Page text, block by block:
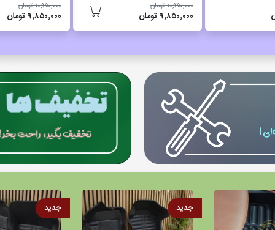
۱۰٬۹۵۰٬۰۰۰ تومان
۹٬۸۵۰٬۰۰۰ تومان
۱۰٬۹۵۰٬۰۰۰ تومان
۹٬۸۵۰٬۰۰۰ تومان
جدید جدید